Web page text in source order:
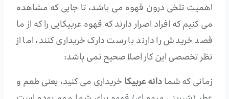
اهمیت تلخی درون قهوه می باشد، تا جایی که مشاهده
می کنیم که افراد اصرار دارند که قهوه عربیکایی را که از ما
قصد خریدش را دارند با رست دارک خریداری کنند، اما از
نظر تخصصی این کار اصلا صحیح نمی باشد:
زمانی که شمادانه عربیکا خریداری می کنید، یعنی طعم و